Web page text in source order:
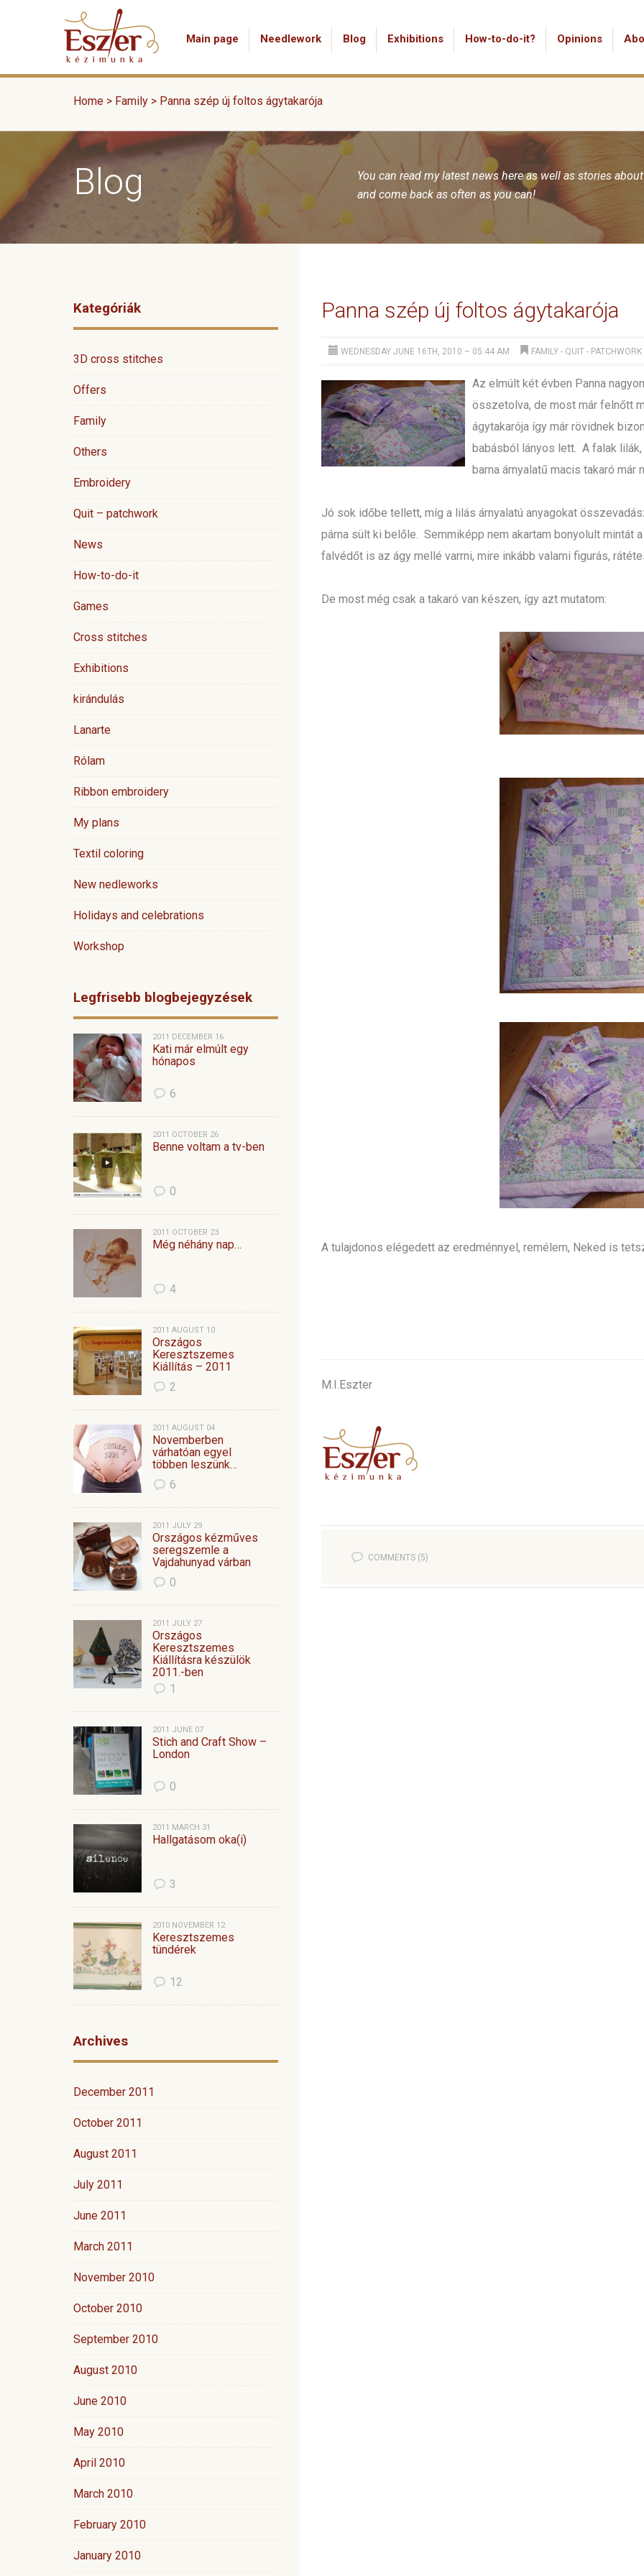
Main page Needlework Blog Exhibitions How-to-do-it? Opinions
Home > Family > Panna szép új foltos ágytakarója
Blog
You can read my latest news here as well as stories
and come back as often as you can!
Kategóriák
3D cross stitches
Offers
Family
Others
Embroidery
Quit – patchwork
News
How-to-do-it
Games
Cross stitches
Exhibitions
kirándulás
Lanarte
Rólam
Ribbon embroidery
My plans
Textil coloring
New nedleworks
Holidays and celebrations
Workshop
Legfrisebb blogbejegyzések
2011 DECEMBER 16
Kati már elmúlt egy
hónapos
6
2011 OCTOBER 26
Benne voltam a tv-ben
0
2011 OCTOBER 23
Még néhány nap…
4
2011 AUGUST 10
Országos
Keresztszemes
Kiállítás – 2011
2
2011 AUGUST 04
Novemberben
várhatóan egyel
többen leszünk…
6
2011 JULY 29
Országos kézműves
seregszemle a
Vajdahunyad várban
0
2011 JULY 27
Országos
Keresztszemes
Kiállításra készülök
2011.-ben
1
2011 JUNE 07
Stich and Craft Show –
London
0
2011 MARCH 31
Hallgatásom oka(i)
3
2010 NOVEMBER 12
Keresztszemes
tündérek
12
Archives
December 2011
October 2011
August 2011
July 2011
June 2011
March 2011
November 2010
October 2010
September 2010
August 2010
June 2010
May 2010
April 2010
March 2010
February 2010
January 2010
Panna szép új foltos ágytakarója
WEDNESDAY JUNE 16TH, 2010 – 05:44 AM FAMILY - QUIT - PATCHWORK
Az elmúlt két évben Panna
összetolva, de most már felnőtt
ágytakarója így már rövidnek
babásból lányos lett. A falak
barna árnyalatű macis takaró már
Jó sok időbe tellett, míg a lilás árnyalatú anyagokat
párna sült ki belőle. Semmiképp nem akartam bonyolult mintát
falvédőt is az ágy mellé varrni, mire inkább valami figurás,
De most még csak a takaró van készen, így azt mutatom:
A tulajdonos elégedett az eredménnyel, remélem, Neked is
M.I.Eszter
COMMENTS (5)